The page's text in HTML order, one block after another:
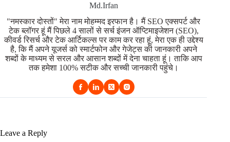
Md.Irfan
"नमस्कार दोस्तों" मेरा नाम मोहम्मद इरफान है। मैं SEO एक्सपर्ट और
टेक ब्लॉगर हूं मैं पिछले 4 सालों से सर्च इंजन ऑप्टिमाइजेशन (SEO),
कीवर्ड रिसर्च और टेक आर्टिकल्स पर काम कर रहा हूं, मेरा एक ही उद्देश्य
है, कि मैं अपने यूजर्स को स्मार्टफोन और गेजेट्स की जानकारी अपने
शब्दों के माध्यम से सरल और आसान शब्दों में देना चाहता हूं। ताकि आप
तक हमेशा 100% सटीक और सच्ची जानकारी पहुंचे।
Leave a Reply